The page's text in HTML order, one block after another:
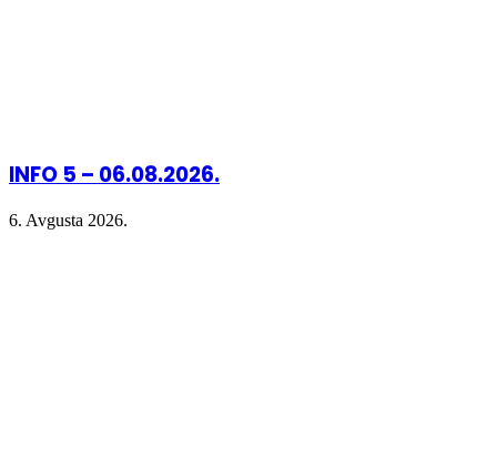
INFO 5 – 06.08.2026.
6. Avgusta 2026.